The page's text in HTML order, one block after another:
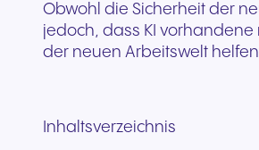
Obwohl die Sicherheit der
jedoch, dass KI vorhandene
der neuen Arbeitswelt
Inhaltsverzeichnis